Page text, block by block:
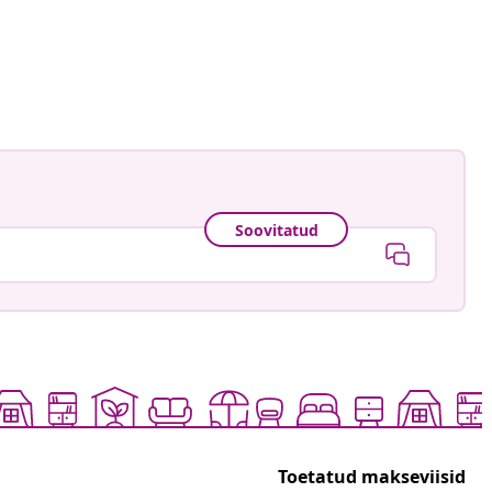
Soovitatud
Toetatud makseviisid